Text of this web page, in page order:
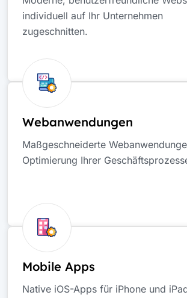
individuell auf Ihr Unternehmen
zugeschnitten.
Webanwendungen
Maßgeschneiderte
Optimierung Ihrer
Mobile Apps
Native iOS-Apps für iPhone und